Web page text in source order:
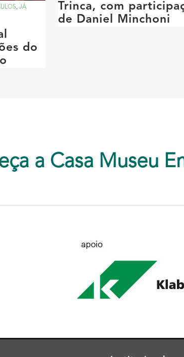
Trinca, com
de Daniel Minchoni
, JÁ
do
a Casa Museu